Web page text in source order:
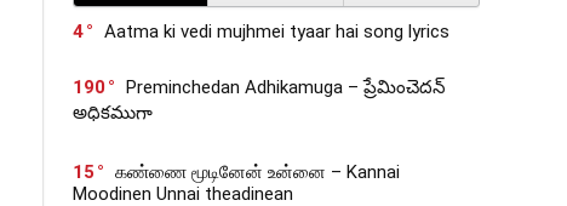
4
Aatma ki vedi mujhmei tyaar hai song lyrics
190
Preminchedan Adhikamuga – ప్రేమించెదన్
అధికముగా
15
கண்ணை மூடினேன் உன்னை – Kannai
Moodinen Unnai theadinean